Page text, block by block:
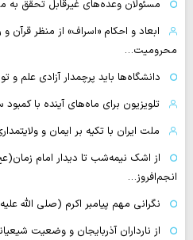
مسئولان وعده‌های غیرقابل تحقق به
ابعاد و احکام «اسراف» از منظر قرآن
محرومیت…
دانشگاه‌ها باید پرچمدار آزادی علم و
تلویزیون برای ماه‌های آینده با
ملت ایران با تکیه بر ایمان و
از اشک نیمه‌شب تا دیدار امام
انجم‌افروز…
نگرانی مهم پیامبر اکرم (صلی الله
از نارداران آذربایجان و وضعیت